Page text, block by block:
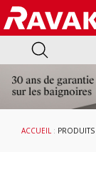
ACCUEIL : PRODUITS